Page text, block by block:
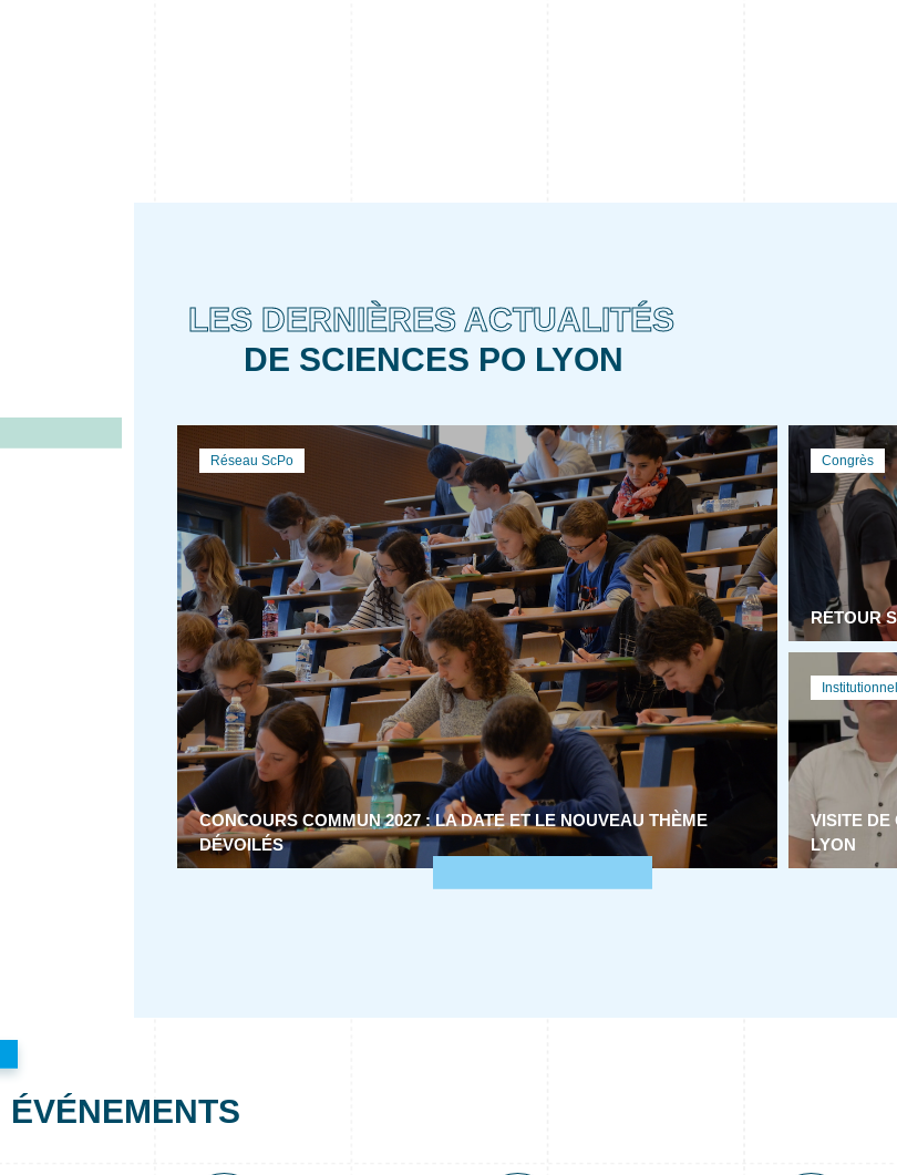
LES DERNIÈRES ACTUALITÉS
DE SCIENCES PO LYON
Réseau ScPo
CONCOURS COMMUN 2027 : LA DATE ET LE NOUVEAU THÈME
DÉVOILÉS
Congrès
RETOUR
Institutionnel
VISITE DE
LYON
ÉVÉNEMENTS